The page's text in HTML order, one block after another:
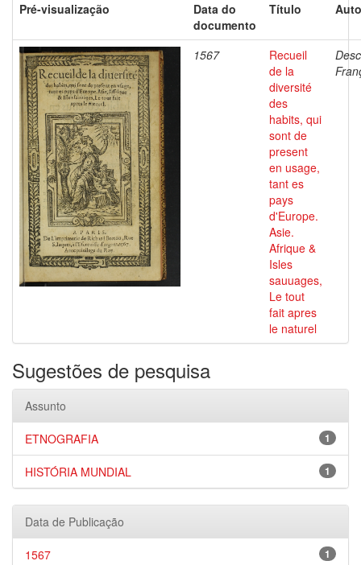
Pré-visualização
Data do
documento
Título
1567
Recueil
de la
diversité
des
habits, qui
sont de
present
en usage,
tant es
pays
d'Europe.
Asie.
Afrique &
Isles
sauuages,
Le tout
fait apres
le naturel
Sugestões de pesquisa
Assunto
1
ETNOGRAFIA
1
HISTÓRIA MUNDIAL
Data de Publicação
1
1567